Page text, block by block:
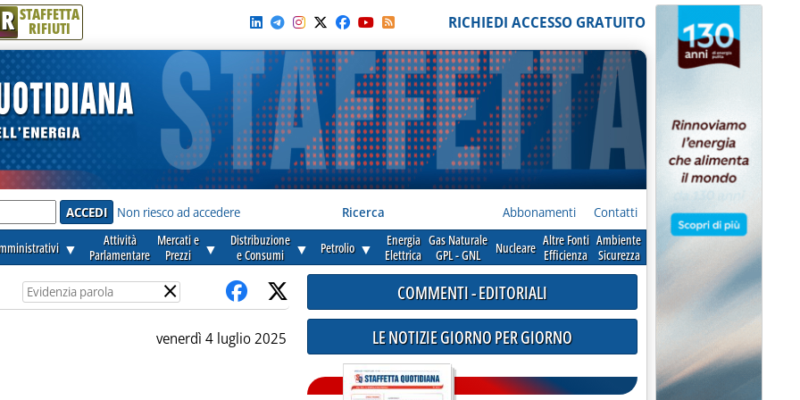
R STAFFETTA
RIFIUTI RICHIEDI ACCESSO GRATUITO
Non riesco ad accedere Ricerca Abbonamenti Contatti
▼
Attività
Parlamentare
Mercati e
Prezzi
▼
Distribuzione
e Consumi
▼ Petrolio ▼
Energia
Elettrica
Gas Naturale
GPL - GNL
Nucleare Altre Fonti
Efficienza
Ambiente
Sicurezza
×
venerdì 4 luglio 2025
COMMENTI - EDITORIALI
LE NOTIZIE GIORNO PER GIORNO